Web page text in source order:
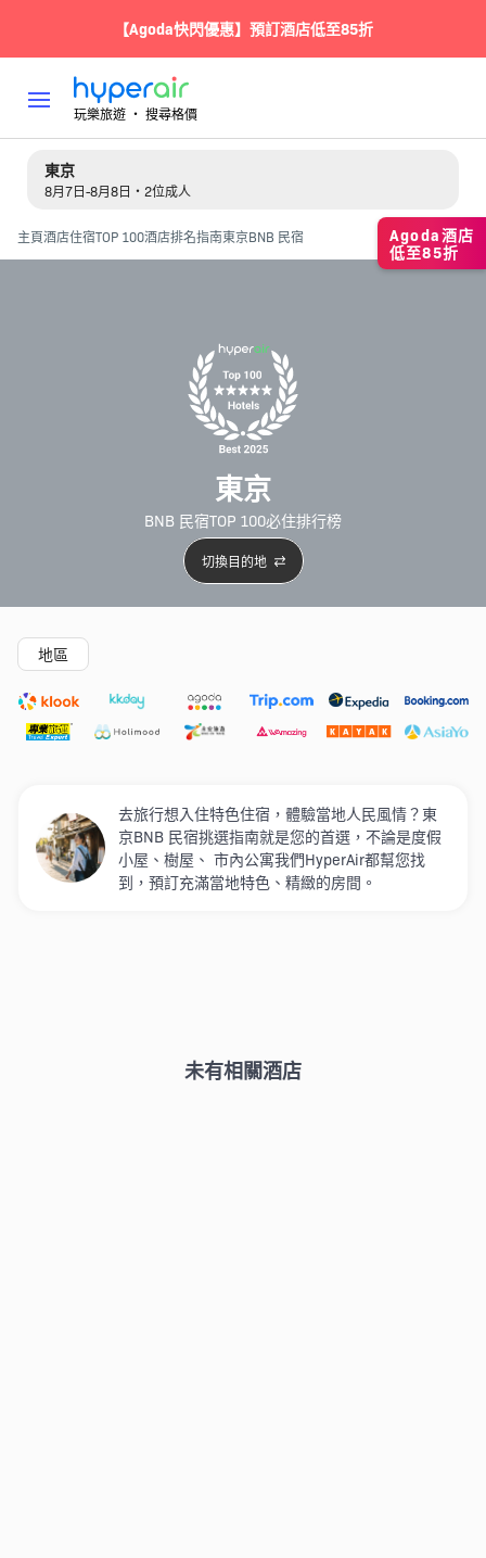
【Agoda快閃優惠】預訂酒店低至85折
玩樂旅遊 ‧ 搜尋格價
東京
8月7日-8月8日・2位成人
主頁酒店住宿TOP 100酒店排名指南東京BNB 民宿
東京
BNB 民宿TOP 100必住排行榜
切換目的地
精選酒店
地區
去旅行想入住特色住宿，體驗當地人民風情？東
京BNB 民宿挑選指南就是您的首選，不論是度假
小屋、樹屋、 市內公寓我們HyperAir都幫您找
到，預訂充滿當地特色、精緻的房間。
未有相關酒店
Agoda酒店
低至85折